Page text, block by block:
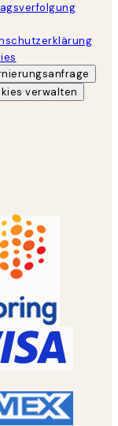
verwalten